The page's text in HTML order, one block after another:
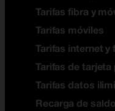
Tarifas fibra y
Tarifas móviles
Tarifas internet y
Tarifas de tarjeta
Tarifas datos
Recarga de saldo